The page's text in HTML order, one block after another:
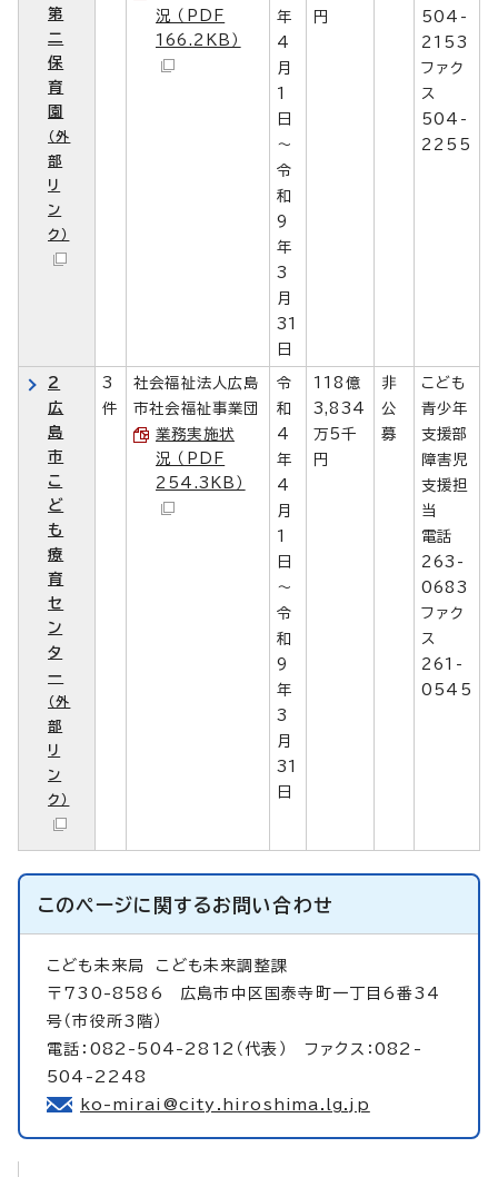
第
二
保
育
園
（外
部
リ
ン
ク）
況 （PDF
166.2KB）
年
4
月
1
日
～
令
和
9
年
3
月
31
日
円
504-
2153
ファク
ス
504-
2255
2
広
島
市
こ
ど
も
療
育
セ
ン
タ
ー
（外
部
リ
ン
ク）
3
件
社会福祉法人広島
市社会福祉事業団
業務実施状
況 （PDF
254.3KB）
令
和
4
年
4
月
1
日
～
令
和
9
年
3
月
31
日
118億
3,834
万5千
円
非
公
募
こども
青少年
支援部
障害児
支援担
当
電話
263-
0683
ファク
ス
261-
0545
このページに関するお問い合わせ
こども未来局 こども未来調整課
〒730-8586 広島市中区国泰寺町一丁目6番34
号（市役所3階）
電話：082-504-2812（代表） ファクス：082-
504-2248
ko-mirai@city.hiroshima.lg.jp